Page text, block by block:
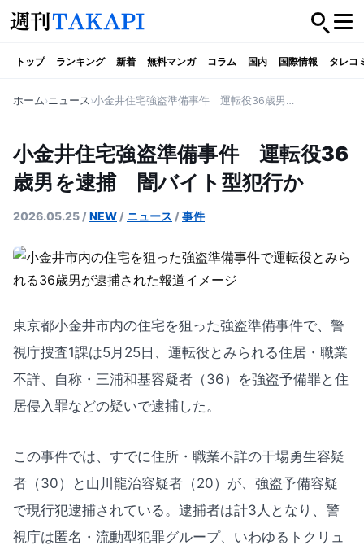
トップ ランキング 新着 無料マンガ コラム 国内 国際情報 タレコ
ホーム ニュース 小金井住宅強盗準備事件 運転役36歳男を逮捕 闇バイト型犯行か
小金井住宅強盗準備事件 運転役36
歳男を逮捕 闇バイト型犯行か
2026.05.25 /NEW / ニュース /事件
東京都小金井市内の住宅を狙った強盗準備事件で、警
視庁捜査1課は5月25日、運転役とみられる住居・職業
不詳、自称・三浦和基容疑者（36）を強盗予備罪と住
居侵入罪などの疑いで逮捕した。
この事件では、すでに住所・職業不詳の干場勇生容疑
者（30）と山川龍治容疑者（20）が、強盗予備容疑
で現行犯逮捕されている。逮捕者は計3人となり、警
視庁は匿名・流動型犯罪グループ、いわゆるトクリュ